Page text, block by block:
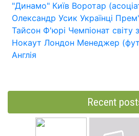
"Динамо" Київ Воротар
Олександр Усик Українці
Тайсон Ф'юрі Чемпіонат світу
Нокаут Лондон Менеджер
Англія
Recent